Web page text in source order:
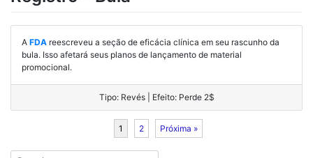
A FDA reescreveu a seção de eficácia clínica em seu rascunho da
bula. Isso afetará seus planos de lançamento de material
promocional.
Tipo: Revés | Efeito: Perde 2$
1 2 Próxima »